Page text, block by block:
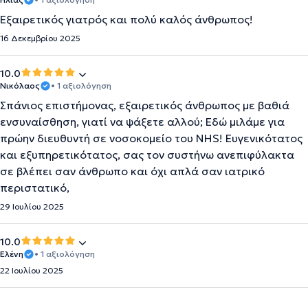
Εξαιρετικός γιατρός και πολύ καλός άνθρωπος!
16 Δεκεμβρίου 2025
10.0
Nικόλαος • 1 αξιολόγηση
Σπάνιος επιστήμονας, εξαιρετικός άνθρωπος με βαθιά
ενσυναίσθηση, γιατί να ψάξετε αλλού; Εδώ μιλάμε για
πρώην διευθυντή σε νοσοκομείο του NHS! Ευγενικότατος
και εξυπηρετικότατος, σας τον συστήνω ανεπιφύλακτα
σε βλέπει σαν άνθρωπο και όχι απλά σαν ιατρικό
περιστατικό,
29 Ιουλίου 2025
10.0
Ελένη
• 1 αξιολόγηση
22 Ιουλίου 2025